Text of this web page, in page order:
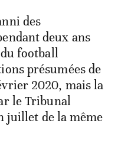
des
deux ans
football
présumées de
2020, mais la
le Tribunal
juillet de la même